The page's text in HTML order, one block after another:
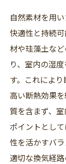
自然素材を用
快適性と持続
材や珪藻土な
り、室内の湿
す。これによ
高い断熱効果
質を含まず、
ポイントとし
性を活かすバ
適切な換気経